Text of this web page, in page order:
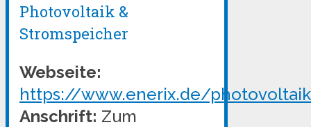
Photovoltaik &
Stromspeicher
Webseite:
https://www.enerix.de/
Anschrift: Zum